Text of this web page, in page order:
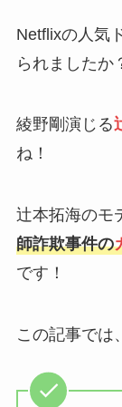
Netflixの人気
られましたか
綾野剛演じる
ね！
辻本拓海のモ
師詐欺事件の
です！
この記事では、